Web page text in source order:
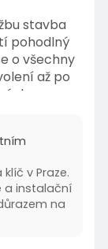
stavba
pohodlný
o všechny
až po
domu-
v Praze.
a instalační
na